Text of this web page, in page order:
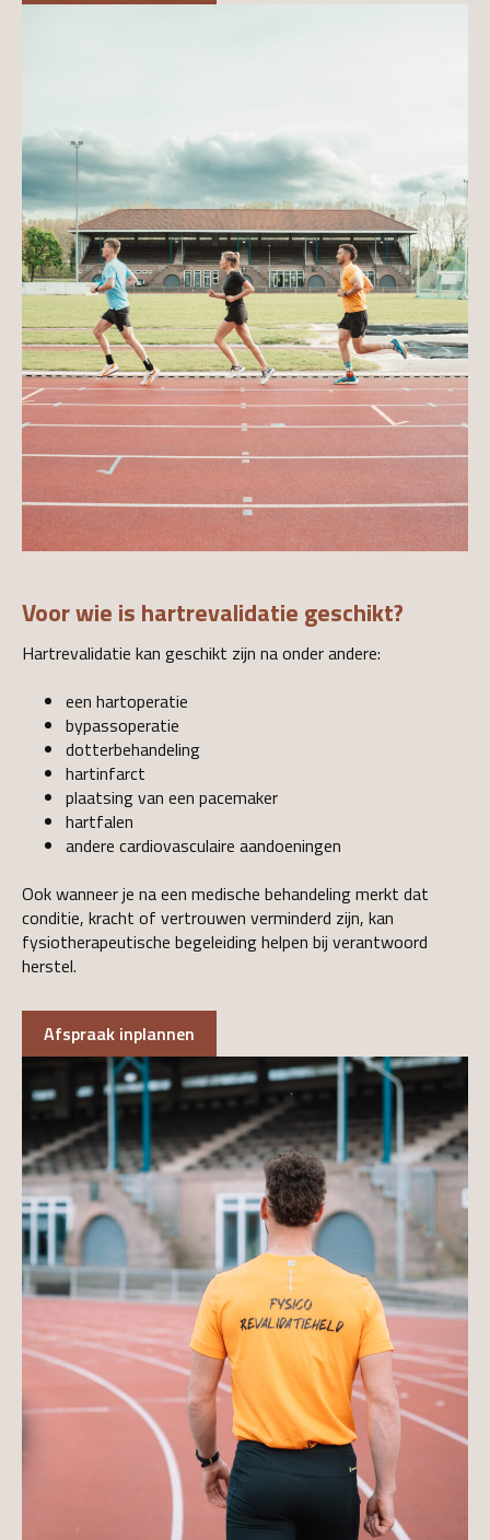
Voor wie is hartrevalidatie geschikt?
Hartrevalidatie kan geschikt zijn na onder andere:
een hartoperatie
bypassoperatie
dotterbehandeling
hartinfarct
plaatsing van een pacemaker
hartfalen
andere cardiovasculaire aandoeningen
Ook wanneer je na een medische behandeling merkt dat
conditie, kracht of vertrouwen verminderd zijn, kan
fysiotherapeutische begeleiding helpen bij verantwoord
herstel.
Afspraak inplannen